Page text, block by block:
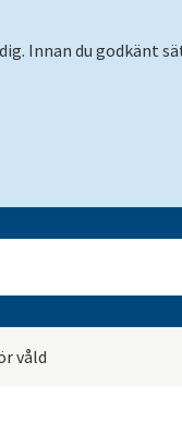
Innan du godkänt
våld